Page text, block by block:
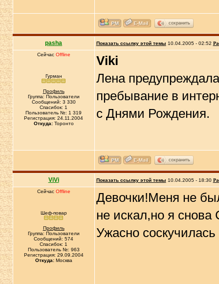
сохранить
pasha Показать ссылку этой темы 10.04.2005 - 02:52
Сейчас Offline
Гурман
Профиль
Группа: Пользователи
Сообщений: 3 330
Спасибок: 1
Пользователь №: 1 319
Регистрация: 24.11.2004
Откуда:Торонто
Viki
Лена
пребывание в
с Днями Рождения.
сохранить
ViVi Показать ссылку этой темы 10.04.2005 - 18:30
Сейчас Offline
Шеф-повар
Профиль
Группа: Пользователи
Сообщений: 574
Спасибок: 1
Пользователь №: 963
Регистрация: 29.09.2004
Откуда:Москва
Девочки!Меня не
не искал,но я
Ужасно